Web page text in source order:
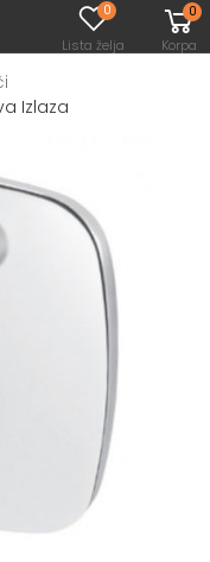
0
Lista želja
0
Korpa
Izlaza